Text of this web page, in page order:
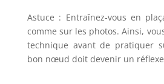
Astuce : Entraînez-vous en
comme sur les photos. Ainsi,
technique avant de pratiquer
bon nœud doit devenir un